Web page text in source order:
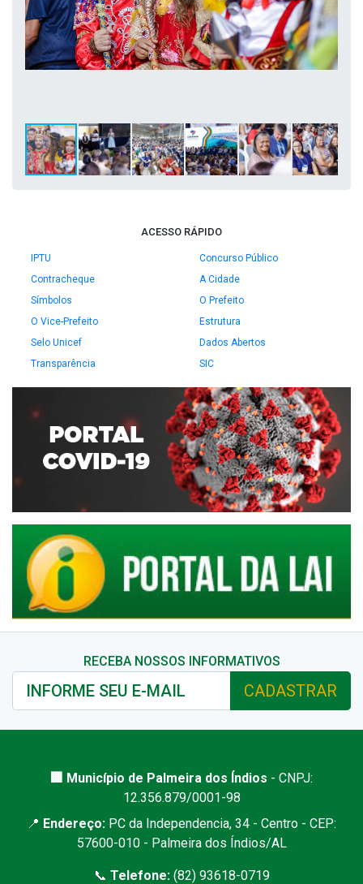
ACESSO RÁPIDO
IPTU
Concurso Público
Contracheque
A Cidade
Símbolos
O Prefeito
O Vice-Prefeito
Estrutura
Selo Unicef
Dados Abertos
Transparência
SIC
RECEBA NOSSOS INFORMATIVOS
CADASTRAR
🏢 Município de Palmeira dos Índios - CNPJ:
12.356.879/0001-98
📍 Endereço: PC da Independencia, 34 - Centro - CEP:
57600-010 - Palmeira dos Índios/AL
📞 Telefone:(82) 93618-0719